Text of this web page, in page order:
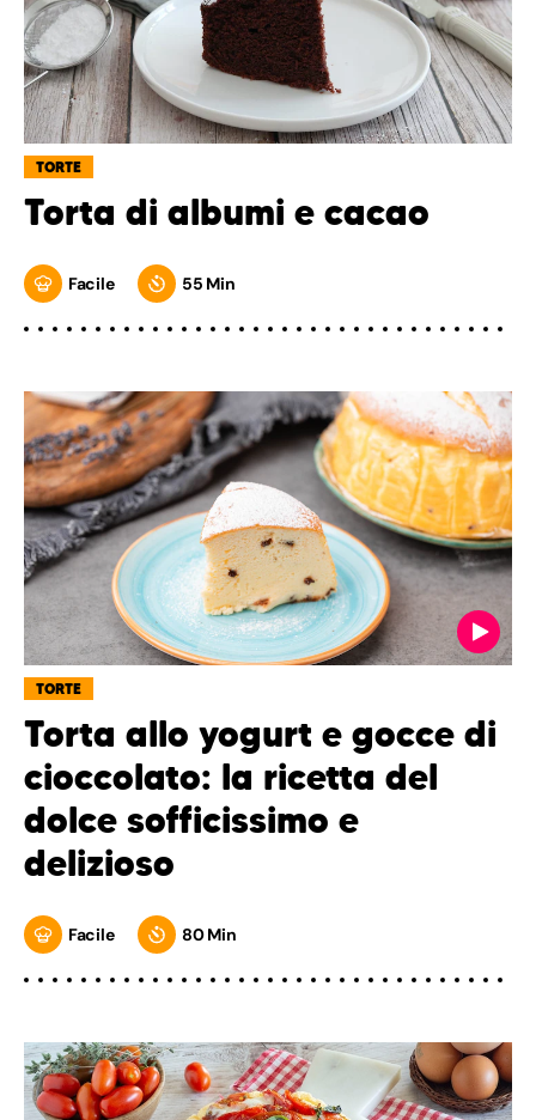
TORTE
Torta di albumi e cacao
Facile 55 Min
TORTE
Torta allo yogurt e gocce di
cioccolato: la ricetta del
dolce sofficissimo e
delizioso
Facile 80 Min